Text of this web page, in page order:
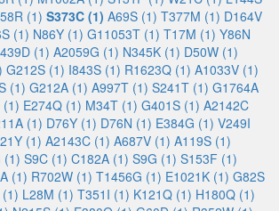
(1) S373C (1) A69S (1) T377M (1) D164V
(1) N86Y (1) G11053T (1) T17M (1) Y86N
(1) A2059G (1) N345K (1) D50W (1)
G212S (1) I843S (1) R1623Q (1) A1033V (1)
(1) G212A (1) A997T (1) S241T (1) G1764A
(1) E274Q (1) M34T (1) G401S (1) A2142C
(1) D76Y (1) D76N (1) E384G (1) V249I
(1) A2143C (1) A687V (1) A119S (1)
(1) S9C (1) C182A (1) S9G (1) S153F (1)
(1) R702W (1) T1456G (1) E1021K (1) G82S
L28M (1) T351I (1) K121Q (1) H180Q (1)